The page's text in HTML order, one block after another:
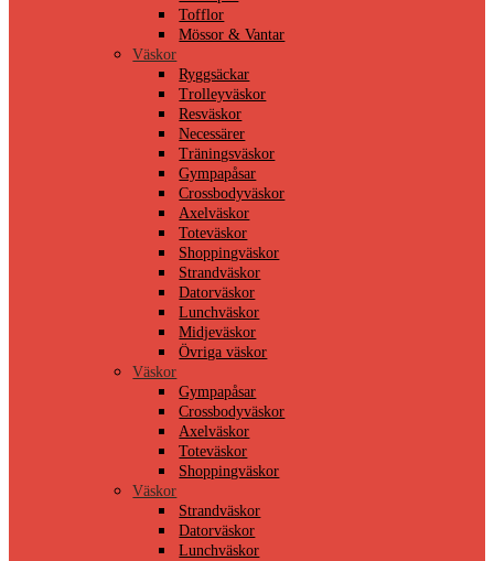
Tofflor
Mössor & Vantar
Väskor
Ryggsäckar
Trolleyväskor
Resväskor
Necessärer
Träningsväskor
Gympapåsar
Crossbodyväskor
Axelväskor
Toteväskor
Shoppingväskor
Strandväskor
Datorväskor
Lunchväskor
Midjeväskor
Övriga väskor
Väskor
Gympapåsar
Crossbodyväskor
Axelväskor
Toteväskor
Shoppingväskor
Väskor
Strandväskor
Datorväskor
Lunchväskor